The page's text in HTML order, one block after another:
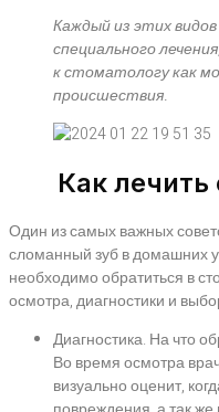
Каждый из этих
специального
к стоматологу как
происшествия.
Как
Один из самых важных
сломанный зуб в домашних
необходимо обратиться в
осмотра, диагностики и
Диагностика. На что
Во время осмотра
визуально оценит,